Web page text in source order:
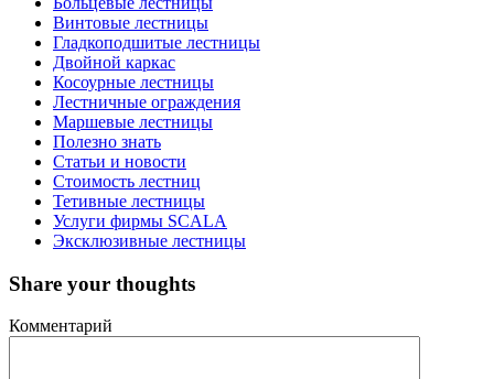
Винтовые лестницы
Гладкоподшитые лестницы
Двойной каркас
Косоурные лестницы
Лестничные ограждения
Маршевые лестницы
Полезно знать
Статьи и новости
Стоимость лестниц
Тетивные лестницы
Услуги фирмы SCALA
Эксклюзивные лестницы
Share your thoughts
Комментарий